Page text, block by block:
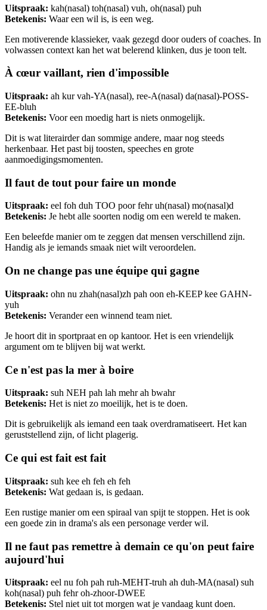
Uitspraak: kah(nasal) toh(nasal) vuh, oh(nasal) puh
Betekenis: Waar een wil is, is een weg.
Een motiverende klassieker, vaak gezegd door ouders of coaches. In
volwassen context kan het wat belerend klinken, dus je toon telt.
À cœur vaillant, rien d'impossible
Uitspraak: ah kur vah-YA(nasal), ree-A(nasal) da(nasal)-POSS-
EE-bluh
Betekenis: Voor een moedig hart is niets onmogelijk.
Dit is wat literairder dan sommige andere, maar nog steeds
herkenbaar. Het past bij toosten, speeches en grote
aanmoedigingsmomenten.
Il faut de tout pour faire un monde
Uitspraak: eel foh duh TOO poor fehr uh(nasal) mo(nasal)d
Betekenis: Je hebt alle soorten nodig om een wereld te maken.
Een beleefde manier om te zeggen dat mensen verschillend zijn.
Handig als je iemands smaak niet wilt veroordelen.
On ne change pas une équipe qui gagne
Uitspraak: ohn nu zhah(nasal)zh pah oon eh-KEEP kee GAHN-
yuh
Betekenis: Verander een winnend team niet.
Je hoort dit in sportpraat en op kantoor. Het is een vriendelijk
argument om te blijven bij wat werkt.
Ce n'est pas la mer à boire
Uitspraak: suh NEH pah lah mehr ah bwahr
Betekenis: Het is niet zo moeilijk, het is te doen.
Dit is gebruikelijk als iemand een taak overdramatiseert. Het kan
geruststellend zijn, of licht plagerig.
Ce qui est fait est fait
Uitspraak: suh kee eh feh eh feh
Betekenis: Wat gedaan is, is gedaan.
Een rustige manier om een spiraal van spijt te stoppen. Het is ook
een goede zin in drama's als een personage verder wil.
Il ne faut pas remettre à demain ce qu'on peut faire
aujourd'hui
Uitspraak: eel nu foh pah ruh-MEHT-truh ah duh-MA(nasal) suh
koh(nasal) puh fehr oh-zhoor-DWEE
Betekenis: Stel niet uit tot morgen wat je vandaag kunt doen.